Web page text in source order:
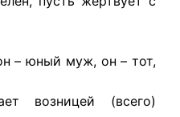
– юный муж, он – тот,
возницей (всего)